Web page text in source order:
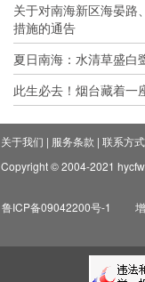
关于对南海新区海晏路
措施的通告
夏日南海：水清草盛白
此生必去！烟台藏着一
关于我们 | 服务条款 | 联系方式
Copyright © 2004-2021
鲁ICP备09042200号-1